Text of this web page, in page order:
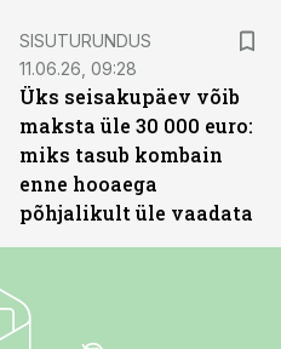
SISUTURUNDUS
11.06.26, 09:28
Üks seisakupäev võib
maksta üle 30 000 euro:
miks tasub kombain
enne hooaega
põhjalikult üle vaadata